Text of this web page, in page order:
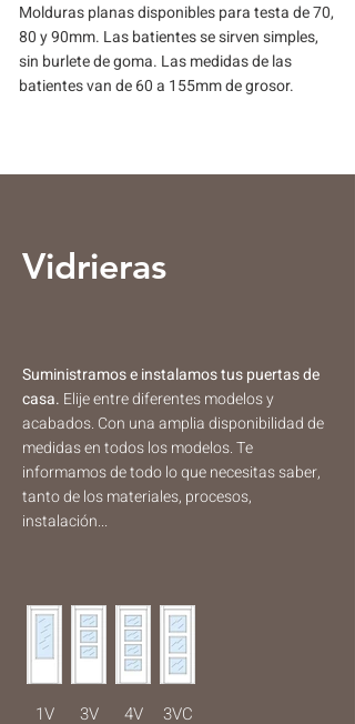
Molduras planas disponibles para testa de 70,
80 y 90mm. Las batientes se sirven simples,
sin burlete de goma. Las medidas de las
batientes van de 60 a 155mm de grosor.
Vidrieras
Suministramos e instalamos tus puertas de
casa. ​​Elije entre diferentes modelos y
acabados. Con una amplia disponibilidad de
medidas en todos los modelos. Te
informamos de todo lo que necesitas saber,
tanto de los materiales, procesos,
instalación...
1V 3V 4V 3VC